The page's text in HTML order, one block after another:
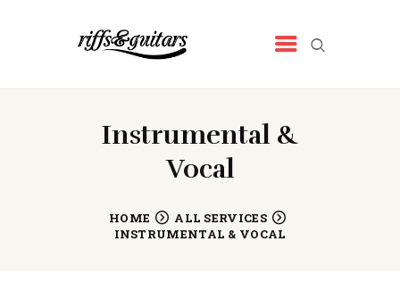
Instrumental &
Vocal
HOME
ALL SERVICES
INSTRUMENTAL & VOCAL
RIFFS&GUITARS
INICIO
NUESTROS PRODUCTOS
NOTICIAS